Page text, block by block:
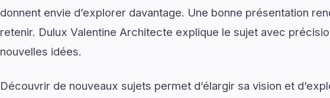
donnent envie d’explorer davantage. Une bonne présentation
retenir. Dulux Valentine Architecte explique le sujet avec
nouvelles idées.
Découvrir de nouveaux sujets permet d’élargir sa vision et